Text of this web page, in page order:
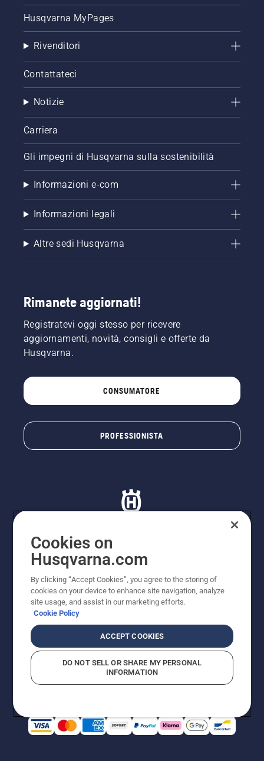
Husqvarna MyPages
Rivenditori
Contattateci
Notizie
Carriera
Gli impegni di Husqvarna sulla sostenibilità
Informazioni e-com
Informazioni legali
Altre sedi Husqvarna
Rimanete aggiornati!
Registratevi oggi stesso per ricevere
aggiornamenti, novità, consigli e offerte da
Husqvarna.
CONSUMATORE
PROFESSIONISTA
© Husqvarna AB (publ). Tutti i diritti riservati. I prezzi
Husqvarna Schweiz AG per i rivenditori specializzati
aderenti all’iniziativa, prezzi in CHF comprensivi di IVA
all’ 8,1% e TRA. Con riserva di modifica. Tutti i prezzi
indicati sono prezzi al dettaglio consigliati (IVA inclusa),
a meno che il prodotto non sia disponibile per l'acquisto
Informativa sui cookieTermini di utilizzo
Informativa sulla privacyRiferimentiCGVF Negozio online
Segnalazione di presunte violazioni
Cookies on
Husqvarna.com
By clicking “Accept Cookies”, you agree to the storing of
cookies on your device to enhance site navigation, analyze
site usage, and assist in our marketing efforts.
Cookie Policy
ACCEPT COOKIES
DO NOT SELL OR SHARE MY PERSONAL
INFORMATION